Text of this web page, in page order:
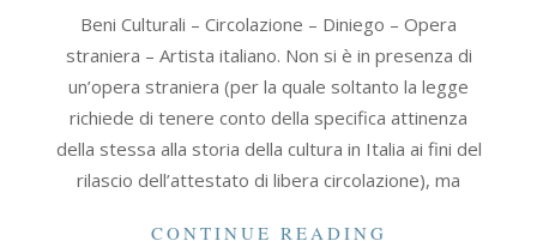
22
Beni Culturali – Circolazione – Diniego – Opera
straniera – Artista italiano. Non si è in presenza di
un’opera straniera (per la quale soltanto la legge
richiede di tenere conto della specifica attinenza
della stessa alla storia della cultura in Italia ai fini del
rilascio dell’attestato di libera circolazione), ma
CONTINUE READING